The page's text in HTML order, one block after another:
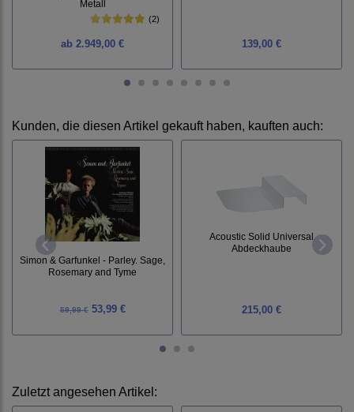
Metall
(2)
ab 2.949,00 € 139,00 €
Kunden, die diesen Artikel gekauft haben, kauften auch:
Simon & Garfunkel - Parley. Sage,
Rosemary and Tyme
59,99 €53,99 €
Acoustic Solid Universal
Abdeckhaube
215,00 €
Zuletzt angesehen Artikel: